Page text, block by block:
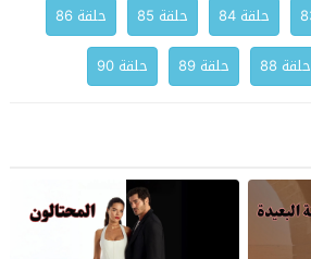
حلقة 84 حلقة 85
حلقة 86
حلقة 88 حلقة 89 حلقة 90